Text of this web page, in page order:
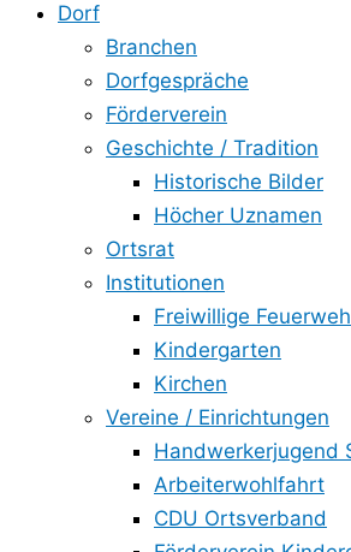
Dorf
Branchen
Dorfgespräche
Förderverein
Geschichte / Tradition
Historische Bilder
Höcher Uznamen
Ortsrat
Institutionen
Freiwillige
Kindergarten
Kirchen
Vereine / Einrichtungen
Handwerkerjugend
Arbeiterwohlfahrt
CDU Ortsverband